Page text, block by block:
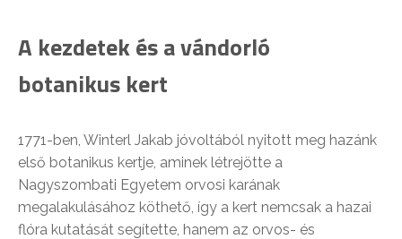
A kezdetek és a vándorló
botanikus kert
1771-ben, Winterl Jakab jóvoltából nyitott meg hazánk
első botanikus kertje, aminek létrejötte a
Nagyszombati Egyetem orvosi karának
megalakulásához köthető, így a kert nemcsak a hazai
flóra kutatását segítette, hanem az orvos- és